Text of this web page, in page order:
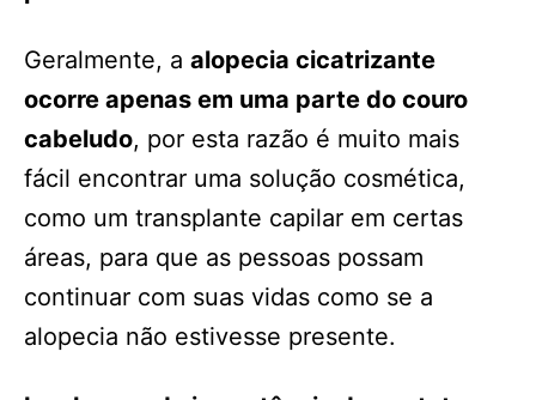
Geralmente, a alopecia cicatrizante
ocorre apenas em uma parte do couro
cabeludo, por esta razão é muito mais
fácil encontrar uma solução cosmética,
como um transplante capilar em certas
áreas, para que as pessoas possam
continuar com suas vidas como se a
alopecia não estivesse presente.